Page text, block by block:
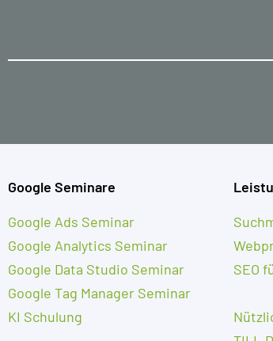
Google Seminare
Google Ads Seminar
Google Analytics Seminar
Google Data Studio Seminar
Google Tag Manager Seminar
KI Schulung
SEO